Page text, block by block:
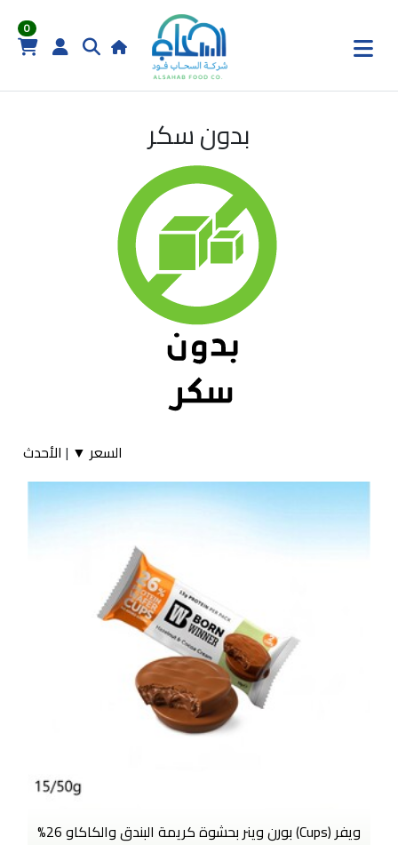
0
بدون سكر
السعر ▼ | الأحدث
ويفر (Cups) بورن وينر بحشوة كريمة البندق والكاكاو 26%